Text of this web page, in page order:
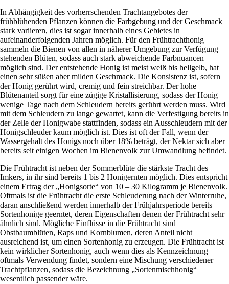
In Abhängigkeit des vorherrschenden Trachtangebotes der
frühblühenden Pflanzen können die Farbgebung und der Geschmack
stark variieren, dies ist sogar innerhalb eines Gebietes in
aufeinanderfolgenden Jahren möglich. Für den Frühtrachthonig
sammeln die Bienen von allen in näherer Umgebung zur Verfügung
stehenden Blüten, sodass auch stark abweichende Farbnuancen
möglich sind. Der entstehende Honig ist meist weiß bis hellgelb, hat
einen sehr süßen aber milden Geschmack. Die Konsistenz ist, sofern
der Honig gerührt wird, cremig und fein streichbar. Der hohe
Blütenanteil sorgt für eine zügige Kristallisierung, sodass der Honig
wenige Tage nach dem Schleudern bereits gerührt werden muss. Wird
mit dem Schleudern zu lange gewartet, kann die Verfestigung bereits in
der Zelle der Honigwabe stattfinden, sodass ein Ausschleudern mit der
Honigschleuder kaum möglich ist. Dies ist oft der Fall, wenn der
Wassergehalt des Honigs noch über 18% beträgt, der Nektar sich aber
bereits seit einigen Wochen im Bienenvolk zur Umwandlung befindet.
Die Frühtracht ist neben der Sommerblüte die stärkste Tracht des
Imkers, in ihr sind bereits 1 bis 2 Honigernten möglich. Dies entspricht
einem Ertrag der „Honigsorte“ von 10 – 30 Kilogramm je Bienenvolk.
Oftmals ist die Frühtracht die erste Schleuderung nach der Winterruhe,
daran anschließend werden innerhalb der Frühjahrsperiode bereits
Sortenhonige geerntet, deren Eigenschaften denen der Frühtracht sehr
ähnlich sind. Mögliche Einflüsse in die Frühtracht sind
Obstbaumblüten, Raps und Kornblumen, deren Anteil nicht
ausreichend ist, um einen Sortenhonig zu erzeugen. Die Frühtracht ist
kein wirklicher Sortenhonig, auch wenn dies als Kennzeichnung
oftmals Verwendung findet, sondern eine Mischung verschiedener
Trachtpflanzen, sodass die Bezeichnung „Sortenmischhonig“
wesentlich passender wäre.